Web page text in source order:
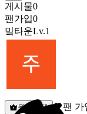
게시물0
팬가입0
밐타운Lv.1
원픽선택 팬 가